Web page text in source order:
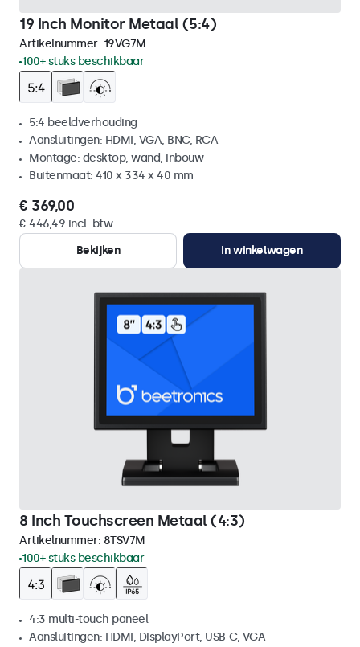
19 Inch Monitor Metaal (5:4)
Artikelnummer: 19VG7M
100+ stuks beschikbaar
5:4 beeldverhouding
Aansluitingen: HDMI, VGA, BNC, RCA
Montage: desktop, wand, inbouw
Buitenmaat: 410 x 334 x 40 mm
€ 369,00
€ 446,49 incl. btw
Bekijken
In winkelwagen
8 Inch Touchscreen Metaal (4:3)
Artikelnummer: 8TSV7M
100+ stuks beschikbaar
4:3 multi-touch paneel
Aansluitingen: HDMI, DisplayPort, USB-C, VGA